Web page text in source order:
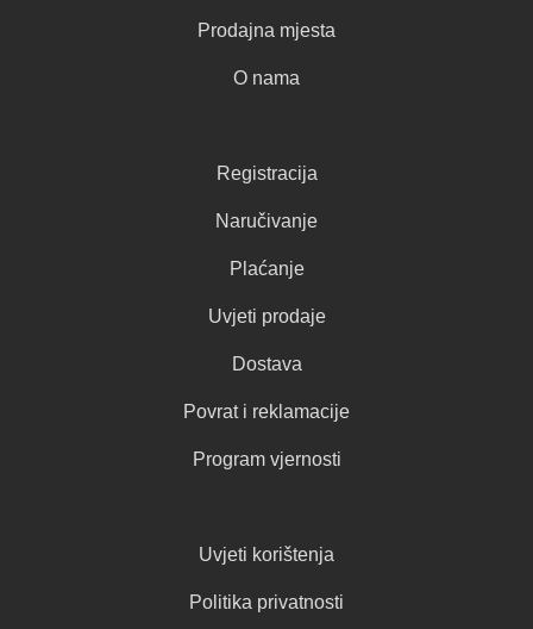
Prodajna mjesta
O nama
Registracija
Naručivanje
Plaćanje
Uvjeti prodaje
Dostava
Povrat i reklamacije
Program vjernosti
Uvjeti korištenja
Politika privatnosti